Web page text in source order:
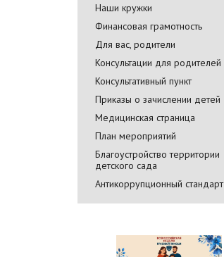
Наши кружки
Финансовая грамотность
Для вас, родители
Консультации для родителей
Консультативный пункт
Приказы о зачислении детей
Медицинская страница
План мероприятий
Благоустройство территории
детского сада
Антикоррупционный стандарт